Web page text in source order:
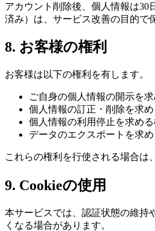
アカウント削除後、個人情報は
済み）は、サービス改善の目的で
8. お客様の権利
お客様は以下の権利を有します。
ご自身の個人情報の開示を求
個人情報の訂正・削除を求め
個人情報の利用停止を求める
データのエクスポートを求め
これらの権利を行使される場合は
9. Cookieの使用
本サービスでは、認証状態の維持
くなる場合があります。